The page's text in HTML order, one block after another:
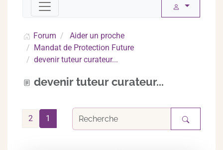
Forum
Aider un proche
Mandat de Protection Future
devenir tuteur curateur...
devenir tuteur curateur...
1
2